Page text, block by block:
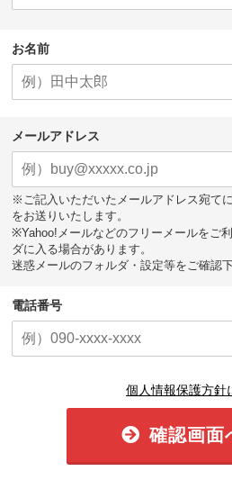
お名前
メールアドレス
※ご記入いただいたメールアドレス宛て
をお送りいたします。
※Yahoo!メールなどのフリーメールをご
ダに入る場合があります。
迷惑メールのフォルダ・設定等をご確認下
電話番号
個人情報保護方針
確認画面